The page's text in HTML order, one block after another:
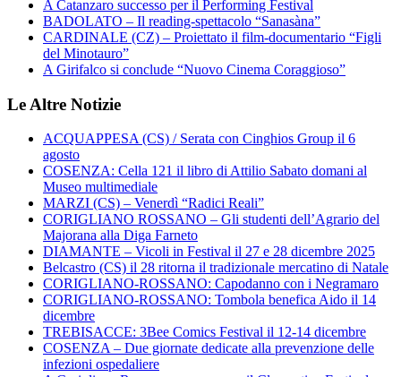
A Catanzaro successo per il Performing Festival
BADOLATO – Il reading-spettacolo “Sanasàna”
CARDINALE (CZ) – Proiettato il film-documentario “Figli
del Minotauro”
A Girifalco si conclude “Nuovo Cinema Coraggioso”
Le Altre Notizie
ACQUAPPESA (CS) / Serata con Cinghios Group il 6
agosto
COSENZA: Cella 121 il libro di Attilio Sabato domani al
Museo multimediale
MARZI (CS) – Venerdì “Radici Reali”
CORIGLIANO ROSSANO – Gli studenti dell’Agrario del
Majorana alla Diga Farneto
DIAMANTE – Vicoli in Festival il 27 e 28 dicembre 2025
Belcastro (CS) il 28 ritorna il tradizionale mercatino di Natale
CORIGLIANO-ROSSANO: Capodanno con i Negramaro
CORIGLIANO-ROSSANO: Tombola benefica Aido il 14
dicembre
TREBISACCE: 3Bee Comics Festival il 12-14 dicembre
COSENZA – Due giornate dedicate alla prevenzione delle
infezioni ospedaliere